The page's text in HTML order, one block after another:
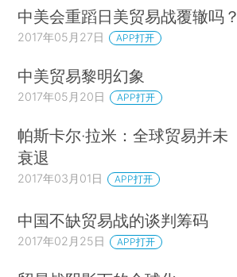
中美会重蹈日美贸易战覆辙吗？
2017年05月27日 APP打开
中美贸易黎明幻象
2017年05月20日 APP打开
帕斯卡尔·拉米：全球贸易并未
衰退
2017年03月01日 APP打开
中国不缺贸易战的谈判筹码
2017年02月25日 APP打开